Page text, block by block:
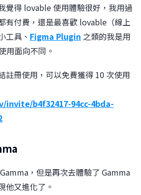
覺得 lovable 使用體驗很好，我用過
有付費，還是最喜歡 lovable（線上
工具、 Figma Plugin 之類的我是用
用面向不同。
註冊使用，可以免費獲得 10 次使用
b4f32417-94cc-4bda-
，但是再次去體驗了 Gamma
他又進化了。